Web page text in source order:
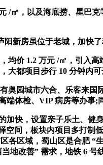
，以及海底捞、星巴
房虽位于老城，加快了
价 1.2 万元 /㎡，引入高
都项目步行 10 分钟内可
城市六合、乐客来国
体检、VIP 病房等办事
快，设置亲子乐土、健
间，板块内项目多打
各区域，蜀山区是合肥
地改善” 需求，地铁 6 号